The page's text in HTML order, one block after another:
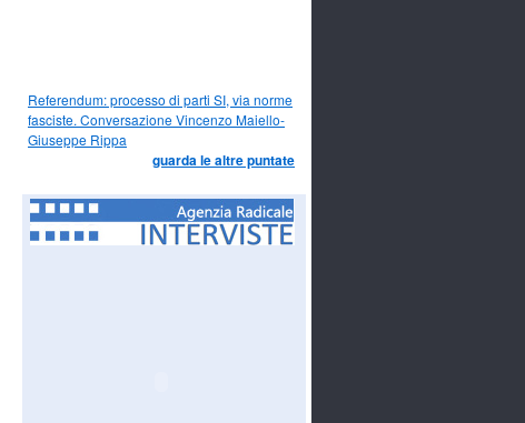
Referendum: processo di parti SI, via norme
fasciste. Conversazione Vincenzo Maiello-
Giuseppe Rippa
guarda le altre puntate